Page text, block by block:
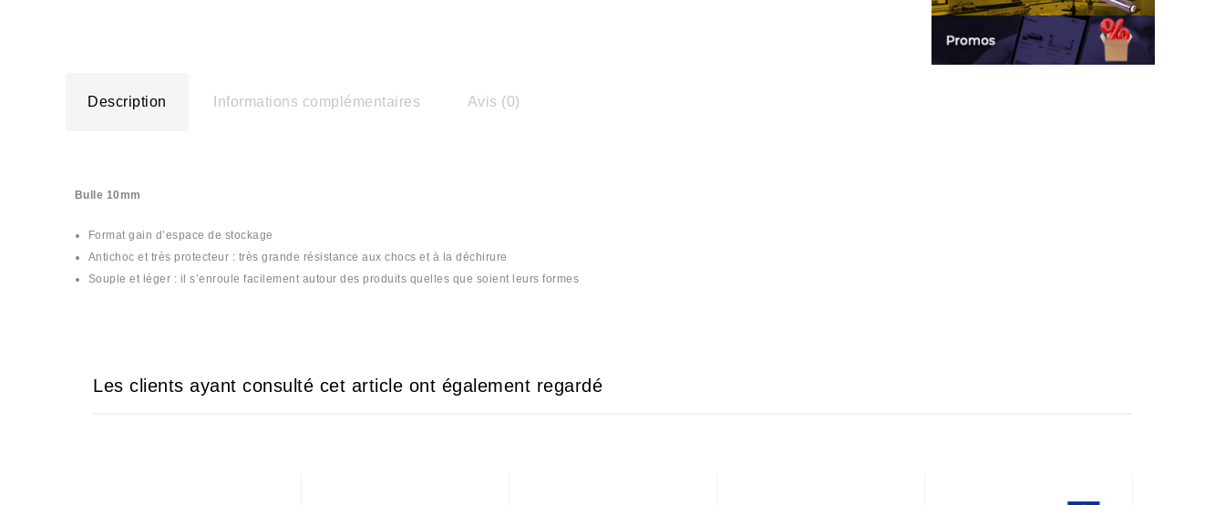
Description Informations complémentaires Avis (0)
Bulle 10mm
Format gain d’espace de stockage
Antichoc et très protecteur : très grande résistance aux chocs et à la déchirure
Souple et léger : il s’enroule facilement autour des produits quelles que soient leurs formes
Les clients ayant consulté cet article ont également regardé